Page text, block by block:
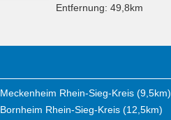
Entfernung: 49,8km
Meckenheim Rhein-Sieg-Kreis (9,5km)
Bornheim Rhein-Sieg-Kreis (12,5km)